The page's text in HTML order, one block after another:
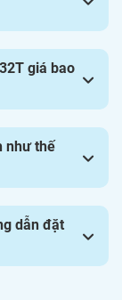
đo huyết áp
chính hãng
chất lượng
chính sách
nắm rõ
vui lòng
giá bao
như thế
dẫn đặt